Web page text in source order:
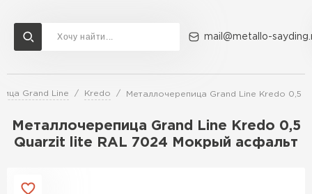
mail@metallo-
Grand Line Kredo Металлочерепица Grand Line Kredo 0,5
Металлочерепица Grand Line Kredo 0,5
Quarzit lite RAL 7024 Мокрый асфальт
Доставка и оплата Акции О компании Контакты
Перейти в каталог